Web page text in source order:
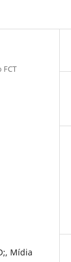
Mídia